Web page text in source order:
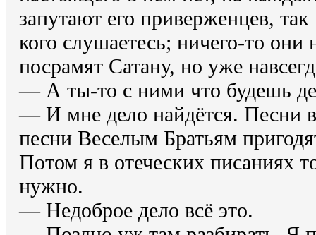
запутают его приверженцев,
кого слушаетесь; ничего-то
посрамят Сатану, но уже
— А ты-то с ними что будешь
— И мне дело найдётся. Песни
песни Веселым Братьям
Потом я в отеческих писаниях
нужно.
— Недоброе дело всё это.